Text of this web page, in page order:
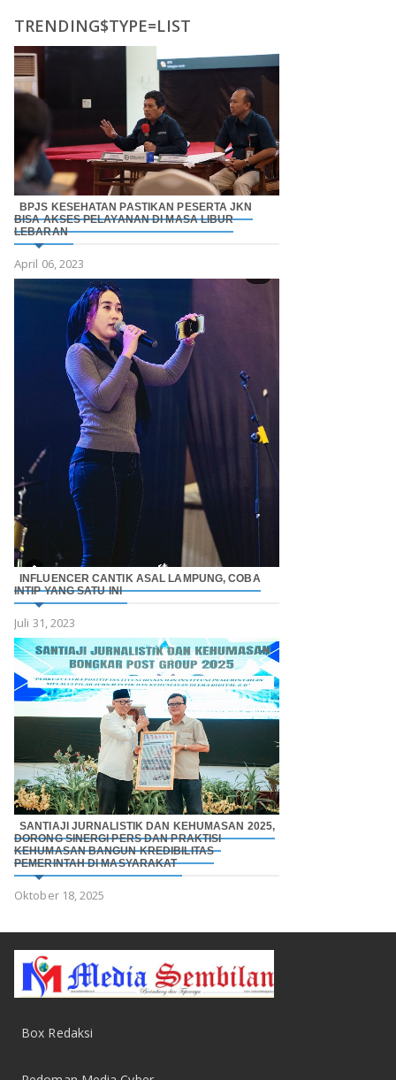
TRENDING$TYPE=LIST
BPJS KESEHATAN PASTIKAN PESERTA JKN
BISA AKSES PELAYANAN DI MASA LIBUR
LEBARAN
April 06, 2023
INFLUENCER CANTIK ASAL LAMPUNG, COBA
INTIP YANG SATU INI
Juli 31, 2023
SANTIAJI JURNALISTIK DAN KEHUMASAN 2025,
DORONG SINERGI PERS DAN PRAKTISI
KEHUMASAN BANGUN KREDIBILITAS
PEMERINTAH DI MASYARAKAT
Oktober 18, 2025
Box Redaksi